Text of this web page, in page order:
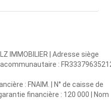
IMMOBILIER | Adresse siège
:
: FNAIM. | N° de caisse de
financière : 120 000 | Nom